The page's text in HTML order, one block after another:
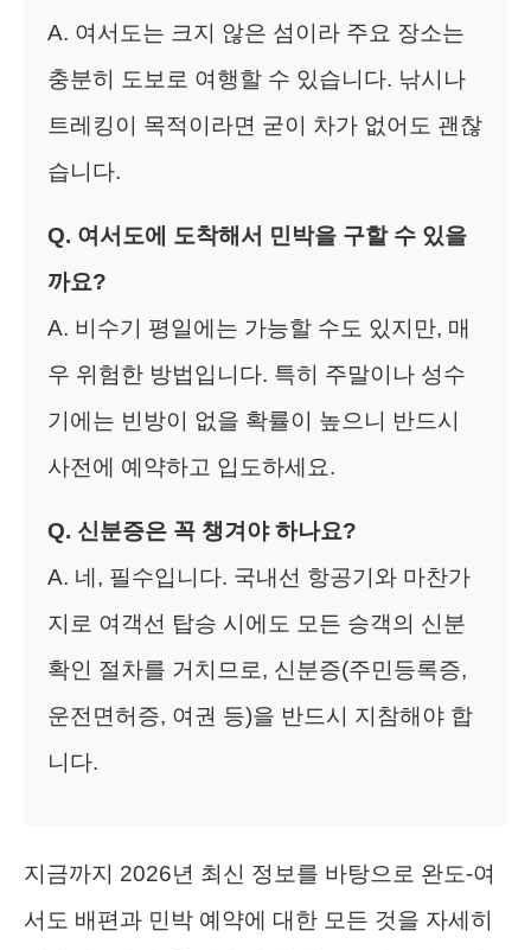
A. 여서도는 크지 않은 섬이라 주요 장소는
충분히 도보로 여행할 수 있습니다. 낚시나
트레킹이 목적이라면 굳이 차가 없어도 괜찮
습니다.
Q. 여서도에 도착해서 민박을 구할 수 있을
까요?
A. 비수기 평일에는 가능할 수도 있지만, 매
우 위험한 방법입니다. 특히 주말이나 성수
기에는 빈방이 없을 확률이 높으니 반드시
사전에 예약하고 입도하세요.
Q. 신분증은 꼭 챙겨야 하나요?
A. 네, 필수입니다. 국내선 항공기와 마찬가
지로 여객선 탑승 시에도 모든 승객의 신분
확인 절차를 거치므로, 신분증(주민등록증,
운전면허증, 여권 등)을 반드시 지참해야 합
니다.
지금까지 2026년 최신 정보를 바탕으로 완도-여
서도 배편과 민박 예약에 대한 모든 것을 자세히